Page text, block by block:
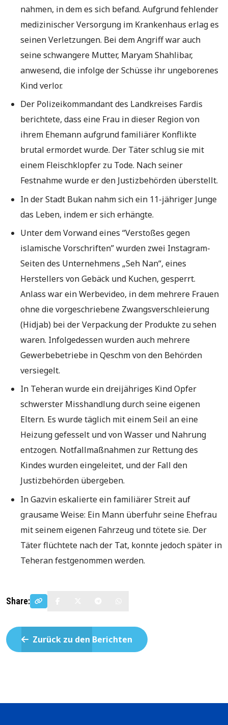
nahmen, in dem es sich befand. Aufgrund fehlender
medizinischer Versorgung im Krankenhaus erlag es
seinen Verletzungen. Bei dem Angriff war auch
seine schwangere Mutter, Maryam Shahlibar,
anwesend, die infolge der Schüsse ihr ungeborenes
Kind verlor.
Der Polizeikommandant des Landkreises Fardis
berichtete, dass eine Frau in dieser Region von
ihrem Ehemann aufgrund familiärer Konflikte
brutal ermordet wurde. Der Täter schlug sie mit
einem Fleischklopfer zu Tode. Nach seiner
Festnahme wurde er den Justizbehörden überstellt.
In der Stadt Bukan nahm sich ein 11-jähriger Junge
das Leben, indem er sich erhängte.
Unter dem Vorwand eines “Verstoßes gegen
islamische Vorschriften” wurden zwei Instagram-
Seiten des Unternehmens „Seh Nan“, eines
Herstellers von Gebäck und Kuchen, gesperrt.
Anlass war ein Werbevideo, in dem mehrere Frauen
ohne die vorgeschriebene Zwangsverschleierung
(Hidjab) bei der Verpackung der Produkte zu sehen
waren. Infolgedessen wurden auch mehrere
Gewerbebetriebe in Qeschm von den Behörden
versiegelt.
In Teheran wurde ein dreijähriges Kind Opfer
schwerster Misshandlung durch seine eigenen
Eltern. Es wurde täglich mit einem Seil an eine
Heizung gefesselt und von Wasser und Nahrung
entzogen. Notfallmaßnahmen zur Rettung des
Kindes wurden eingeleitet, und der Fall den
Justizbehörden übergeben.
In Gazvin eskalierte ein familiärer Streit auf
grausame Weise: Ein Mann überfuhr seine Ehefrau
mit seinem eigenen Fahrzeug und tötete sie. Der
Täter flüchtete nach der Tat, konnte jedoch später in
Teheran festgenommen werden.
Share:
Zurück zu den Berichten